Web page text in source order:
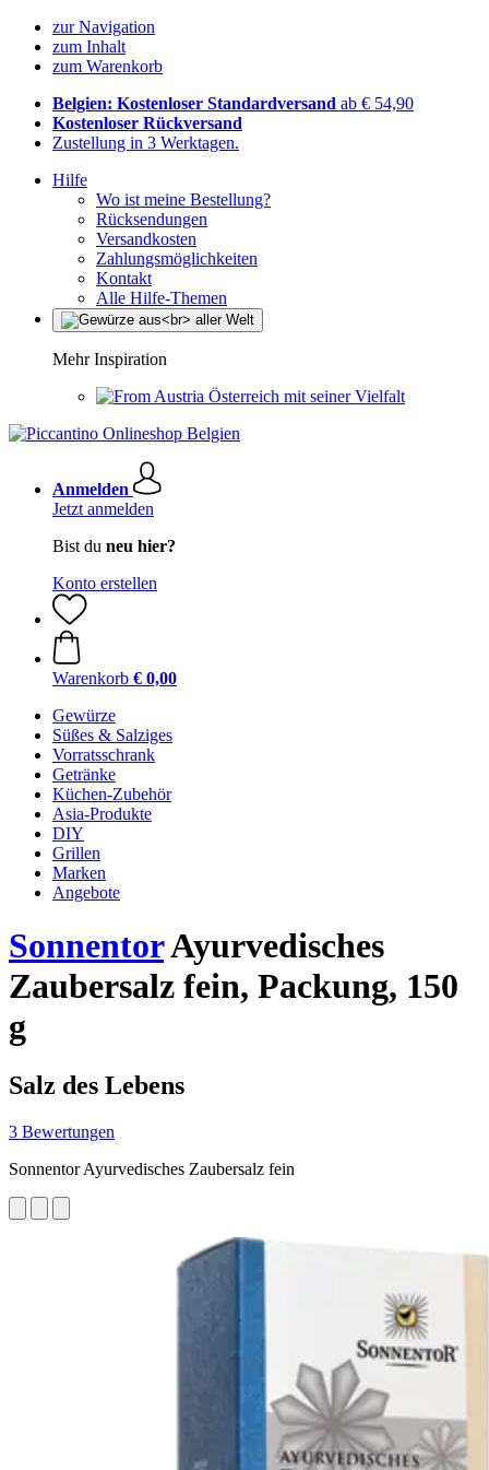
zur Navigation
zum Inhalt
zum Warenkorb
Belgien: Kostenloser Standardversand ab € 54,90
Kostenloser Rückversand
Zustellung in 3 Werktagen.
Hilfe
Wo ist meine Bestellung?
Rücksendungen
Versandkosten
Zahlungsmöglichkeiten
Kontakt
Alle Hilfe-Themen
Mehr Inspiration
Österreich mit seiner Vielfalt
Anmelden
Jetzt anmelden
Bist du neu hier?
Konto erstellen
Warenkorb € 0,00
Gewürze
Süßes & Salziges
Vorratsschrank
Getränke
Küchen-Zubehör
Asia-Produkte
DIY
Grillen
Marken
Angebote
SonnentorAyurvedisches
Zaubersalz fein, Packung, 150
g
Salz des Lebens
3 Bewertungen
Sonnentor Ayurvedisches Zaubersalz fein